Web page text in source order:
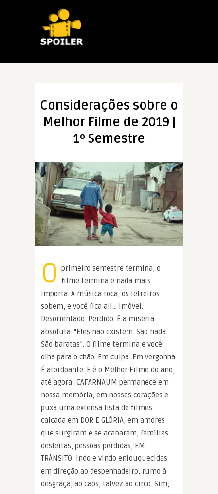
Considerações sobre o
Melhor Filme de 2019 |
1º Semestre
O primeiro semestre termina, o
filme termina e nada mais
importa. A música toca, os letreiros
sobem, e você fica ali… Imóvel.
Desorientado. Perdido. É a miséria
absoluta. “Eles não existem. São nada.
São baratas”. O filme termina e você
olha para o chão. Em culpa. Em vergonha.
É atordoante. E é o Melhor Filme do ano,
até agora: CAFARNAUM permanece em
nossa memória, em nossos corações e
puxa uma extensa lista de filmes
calcada em DOR E GLÓRIA, em amores
que surgiram e se acabaram, famílias
desfeitas, pessoas perdidas, EM
TRÂNSITO, indo e vindo enlouquecidas
em direção ao despenhadeiro, rumo à
desgraça, ao caos, talvez ao circo. Sim,